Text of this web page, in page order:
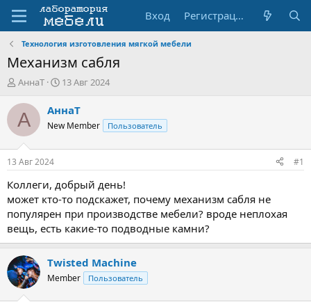
Вход Регистрация
Технология изготовления мягкой мебели
Механизм сабля
А
т
о
т
е
м
ы
АннаТ
Д
т
н
а
л
13 Авг 2024
А АннаТ
New Member Пользователь
13 Авг 2024 #1
Коллеги, добрый день!
может кто-то подскажет, почему механизм сабля не
популярен при производстве мебели? вроде неплохая
вещь, есть какие-то подводные камни?
Twisted Machine
Member Пользователь